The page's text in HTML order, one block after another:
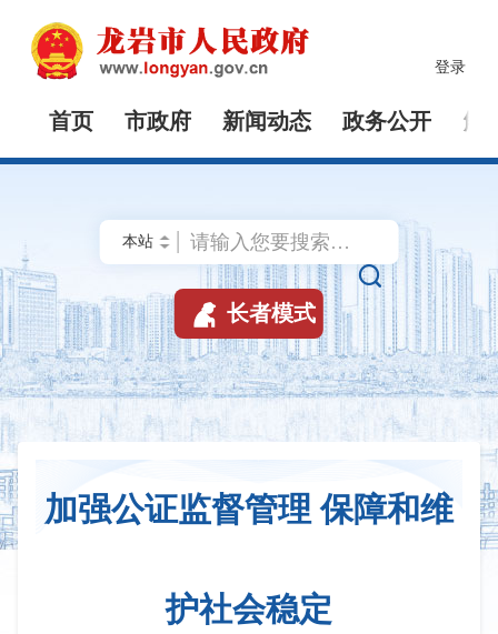
登录
首页 市政府 新闻动态 政务公开 解

 长者模式
加强公证监督管理 保障和维
护社会稳定